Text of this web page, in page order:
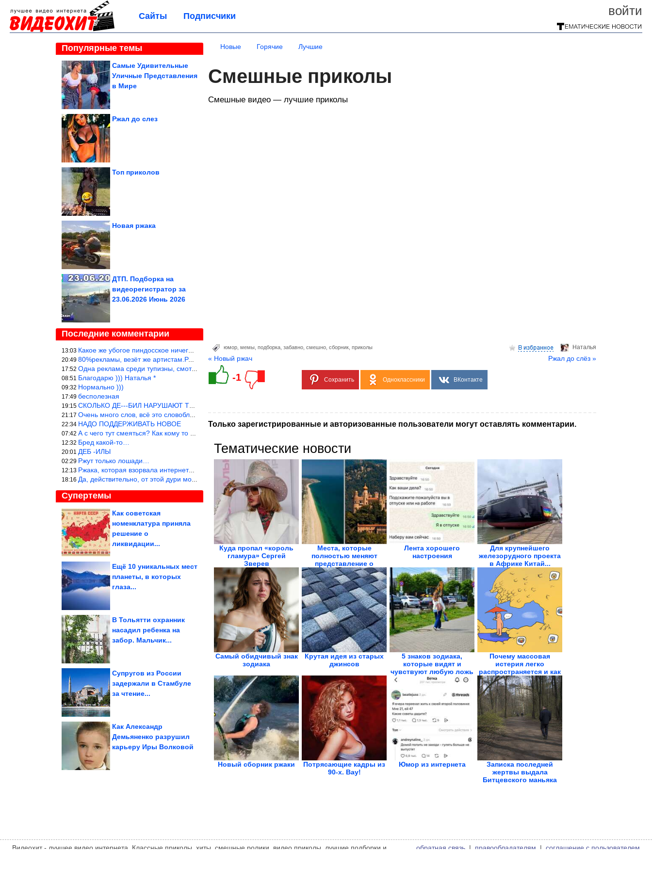
войти
Сайты Подписчики
Популярные темы
Самые Удивительные
Уличные Представления
в Мире
Ржал до слез
Топ приколов
Новая ржака
ДТП. Подборка на
видеорегистратор за
23.06.2026 Июнь 2026
Последние комментарии
13:03 Какое же убогое пиндосское ничего. Наташ, и не стыдно такую фигн
20:49 80%рекламы, везёт же артистам.Режиссёры, сценаристы вы где или к
17:52 Одна реклама среди тупизны, смотреть невозможно.
08:51 Благодарю ))) Наталья *
09:32 Нормально )))
17:49 бесполезная
19:15 СКОЛЬКО ДЕ---БИЛ НАРУШАЮТ ТЕХНИКУ БЕЗОПАСНОСТИ
21:17 Очень много слов, всё это словоблудие можно было уложить в 1 мин
22:34 НАДО ПОДДЕРЖИВАТЬ НОВОЕ
07:42 А с чего тут смеяться? Как кому то больно? Не смешно.
12:32 Бред какой-то…
20:01 ДЕБ -ИЛЫ
02:29 Ржут только лошади…
12:13 Ржака, которая взорвала интернет? Нет, количество рекламы выводи
18:16 Да, действительно, от этой дури можно ржать до слёз.
Супертемы
Как советская
номенклатура приняла
решение о
ликвидации...
Как живёт самое узкое
Ещё 10 уникальных мест
планеты, в которых
глаза...
В Тольятти охранник
насадил ребенка на
забор. Мальчик...
Супругов из России
задержали в Стамбуле
за чтение...
Астрологи выделили 5
Как Александр
Демьяненко разрушил
карьеру Иры Волковой
из сказочного Вьетнама
Новые Горячие Лучшие
Смешные приколы
Смешные видео — лучшие приколы
Hаталья
юмор мемы подборка забавно смешно сборник приколы
« Новый ржач Ржал до слёз »
-1 Сохранить Одноклассники ВКонтакте
Только зарегистрированные и авторизованные пользователи могут оставлять комментарии.
Тематические новости
Куда пропал «король
гламура» Сергей
Зверев
Места, которые
полностью меняют
представление о
планете
Лента хорошего
настроения
Для крупнейшего
железорудного проекта
в Африке Китай...
Самый обидчивый знак
зодиака
Крутая идея из старых
джинсов
5 знаков зодиака,
которые видят и
чувствуют любую ложь
Почему массовая
истерия легко
распространяется и как
ей...
Новый сборник ржаки
Потрясающие кадры из
90-х. Вау!
Юмор из интернета
Записка последней
жертвы выдала
Битцевского маньяка
Видеохит - лучшее видео интернета. Классные приколы, хиты, смешные ролики, видео приколы, лучшие подборки и
обратная связь | правообладателям | соглашение с пользователем